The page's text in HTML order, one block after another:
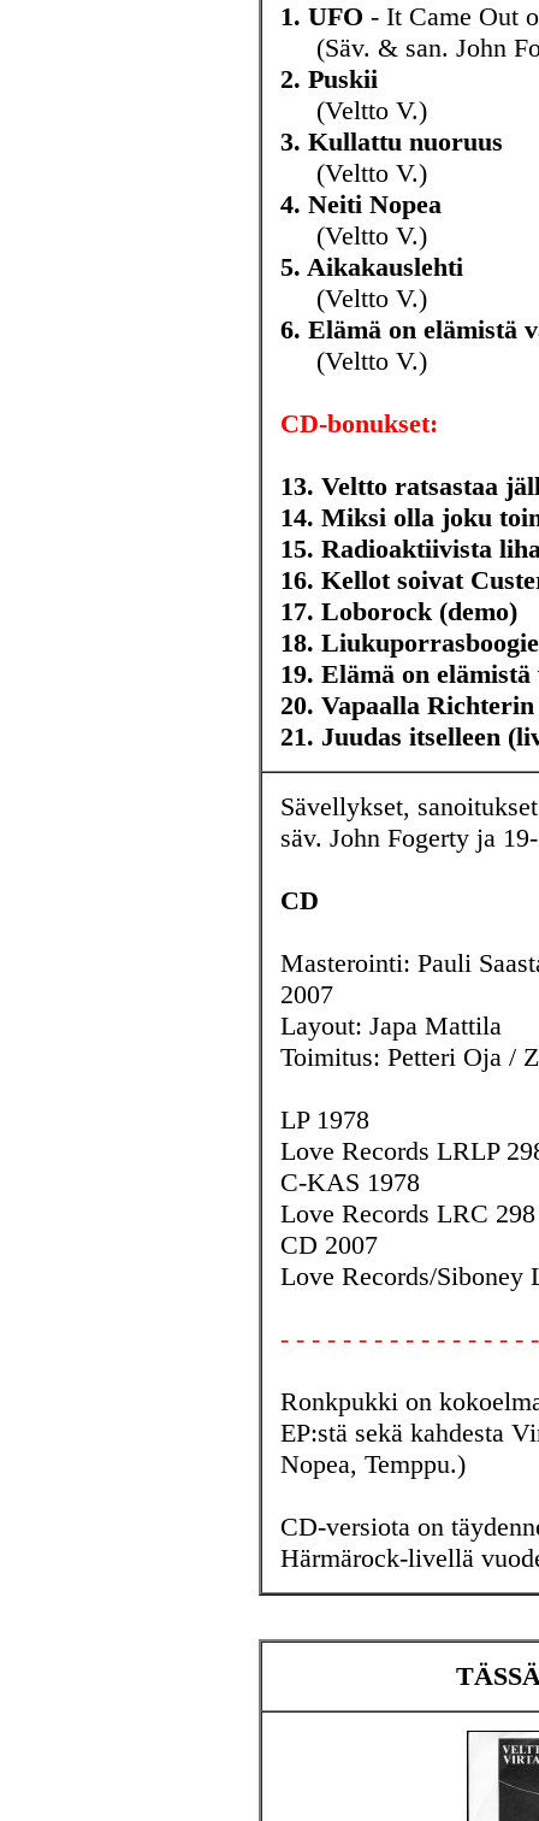
1. UFO - It Came Out
(Säv. & san. John
2. Puskii
(Veltto V.)
3. Kullattu nuoruus
(Veltto V.)
4. Neiti Nopea
(Veltto V.)
5. Aikakauslehti
(Veltto V.)
6. Elämä on elämistä
(Veltto V.)
CD-bonukset:
13. Veltto ratsastaa
14. Miksi olla joku
15. Radioaktiivista
16. Kellot soivat
17. Loborock (demo)
18.
19. Elämä on
20. Vapaalla
21. Juudas itselleen
Sävellykset,
säv. John Fogerty ja
CD
Masterointi: Pauli
2007
Layout: Japa Mattila
Toimitus: Petteri Oja /
LP 1978
Love Records LRLP
C-KAS 1978
Love Records LRC 298
CD 2007
Love Records/Siboney
- - - - - - - - - - - - - - - - -
Ronkpukki on
EP:stä sekä kahdesta
Nopea, Temppu.)
CD-versiota on
Härmärock-livellä